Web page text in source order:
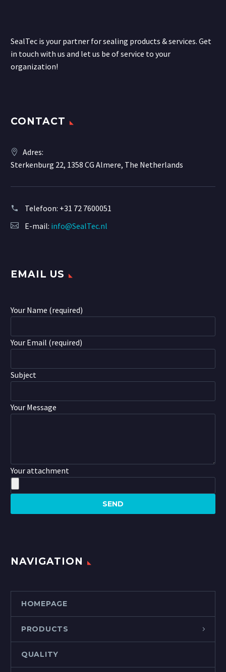
SealTec is your partner for sealing products & services. Get
in touch with us and let us be of service to your
organization!
CONTACT
Adres:
Sterkenburg 22, 1358 CG Almere, The Netherlands
Telefoon: +31 72 7600051
E-mail: info@SealTec.nl
EMAIL US
Your Name (required)
Your Email (required)
Subject
Your Message
Your attachment
NAVIGATION
HOMEPAGE
PRODUCTS
QUALITY